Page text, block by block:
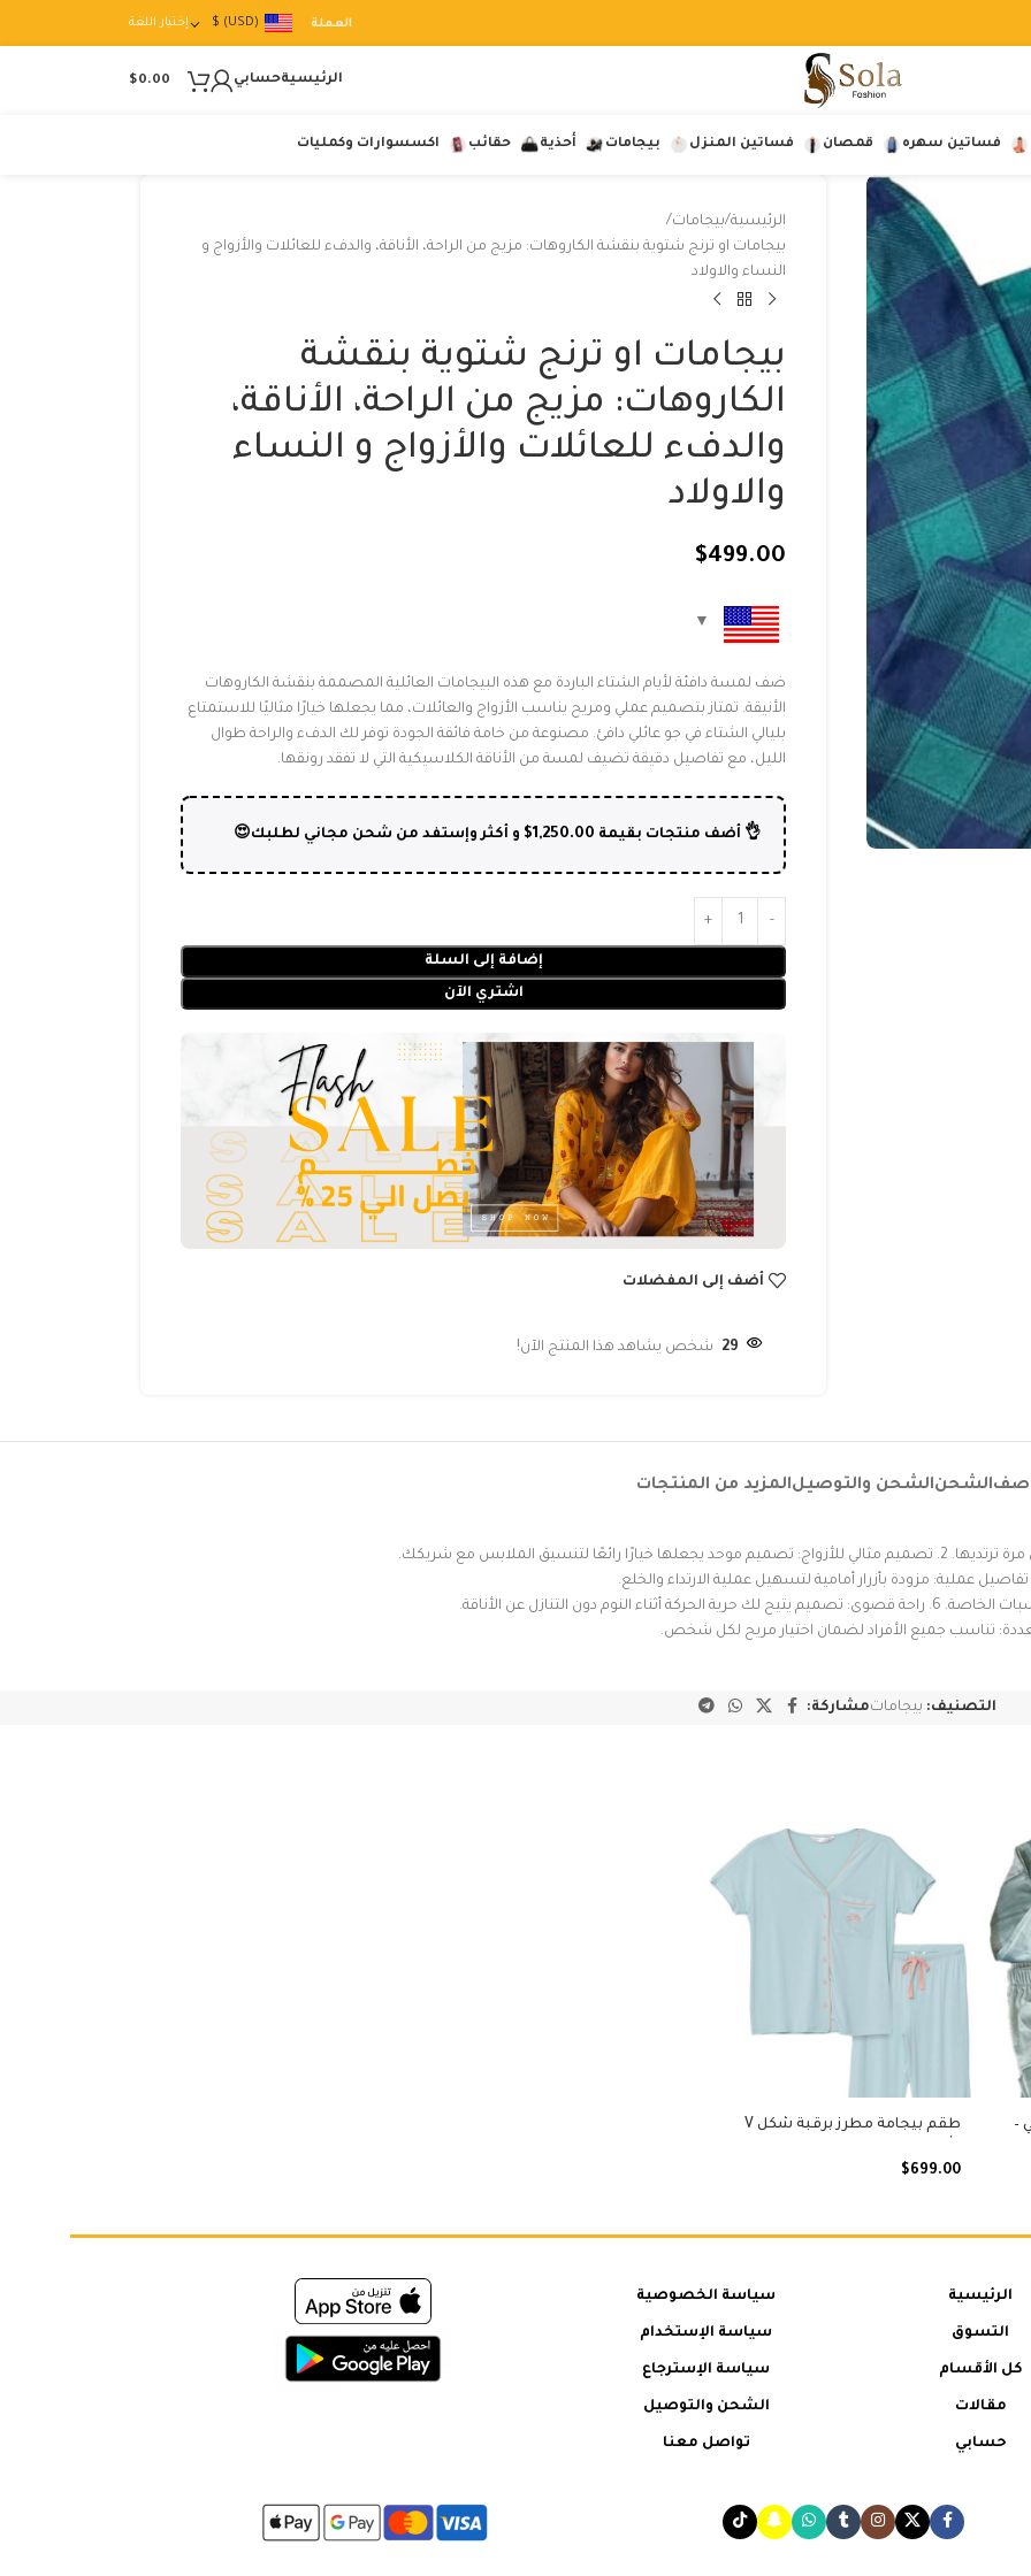
العملة (USD)
$ إختيار اللغة
الرئيسيةحسابي $0.00
فساتين سهره قمصان فساتين المنزل بيجامات أحذية حقائب اكسسوارات وكمليات
الرئيسية بيجامات
بيجامات او ترنج شتوية بنقشة الكاروهات: مزيج من الراحة، الأناقة، والدفء للعائلات والأزواج و
النساء والاولاد
بيجامات او ترنج شتوية بنقشة
الكاروهات: مزيج من الراحة، الأناقة،
والدفء للعائلات والأزواج و النساء
والاولاد
$499.00
ضف لمسة دافئة لأيام الشتاء الباردة مع هذه البيجامات العائلية المصممة بنقشة الكاروهات
الأنيقة. تمتاز بتصميم عملي ومريح يناسب الأزواج والعائلات، مما يجعلها خيارًا مثاليًا للاستمتاع
بليالي الشتاء في جو عائلي دافئ. مصنوعة من خامة فائقة الجودة توفر لك الدفء والراحة طوال
الليل، مع تفاصيل دقيقة تضيف لمسة من الأناقة الكلاسيكية التي لا تفقد رونقها.
👌 أضف منتجات بقيمة $1,250.00 و أكثر وإستفد من شحن مجاني لطلبك😍
إضافة إلى السلة
اشتري الآن
أضف إلى المفضلات
29 شخص يشاهد هذا المنتج الآن!
الشحنالشحن والتوصيلالمزيد من المنتجات
التصنيف: بيجاماتمشاركة:
–
طقم بيجامة مطرز برقبة شكل V
وايكيكي$699.00
الرئيسية
التسوق
كل الأقسام
مقالات
حسابي
سياسة الخصوصية
سياسة الإستخدام
سياسة الإسترجاع
الشحن والتوصيل
تواصل معنا